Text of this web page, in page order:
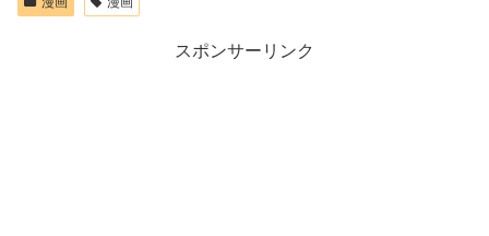
スポンサーリンク